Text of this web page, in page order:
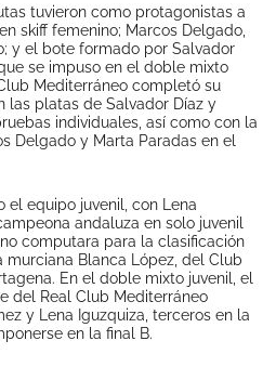
tuvieron como protagonistas a
skiff femenino; Marcos Delgado,
y el bote formado por Salvador
se impuso en el doble mixto
Mediterráneo completó su
las platas de Salvador Díaz y
individuales, así como con la
Delgado y Marta Paradas en el
el equipo juvenil, con Lena
andaluza en solo juvenil
computara para la clasificación
Blanca López, del Club
En el doble mixto juvenil, el
del Real Club Mediterráneo
y Lena Iguzquiza, terceros en la
en la final B.